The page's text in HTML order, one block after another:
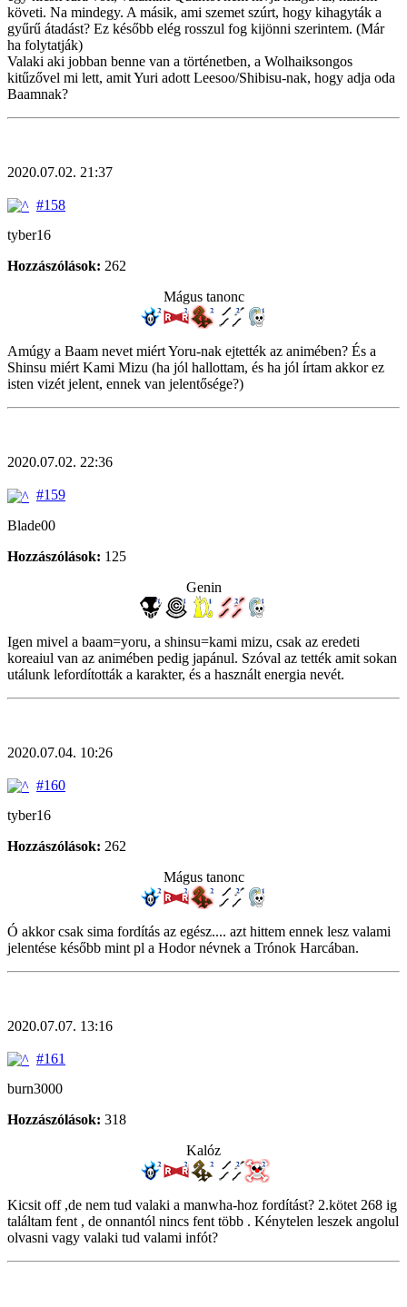
követi. Na mindegy. A másik, ami szemet szúrt, hogy kihagyták a
gyűrű átadást? Ez később elég rosszul fog kijönni szerintem. (Már
ha folytatják)
Valaki aki jobban benne van a történetben, a Wolhaiksongos
kitűzővel mi lett, amit Yuri adott Leesoo/Shibisu-nak, hogy adja oda
Baamnak?
2020.07.02. 21:37
#158
tyber16
Hozzászólások: 262
Mágus tanonc
Amúgy a Baam nevet miért Yoru-nak ejtették az animében? És a
Shinsu miért Kami Mizu (ha jól hallottam, és ha jól írtam akkor ez
isten vizét jelent, ennek van jelentősége?)
2020.07.02. 22:36
#159
Blade00
Hozzászólások: 125
Genin
Igen mivel a baam=yoru, a shinsu=kami mizu, csak az eredeti
koreaiul van az animében pedig japánul. Szóval az tették amit sokan
utálunk lefordították a karakter, és a használt energia nevét.
2020.07.04. 10:26
#160
tyber16
Hozzászólások: 262
Mágus tanonc
Ó akkor csak sima fordítás az egész.... azt hittem ennek lesz valami
jelentése később mint pl a Hodor névnek a Trónok Harcában.
2020.07.07. 13:16
#161
burn3000
Hozzászólások: 318
Kalóz
Kicsit off ,de nem tud valaki a manwha-hoz fordítást? 2.kötet 268 ig
találtam fent , de onnantól nincs fent több . Kénytelen leszek angolul
olvasni vagy valaki tud valami infót?